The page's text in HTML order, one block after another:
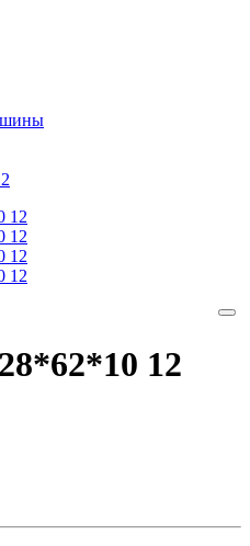
12